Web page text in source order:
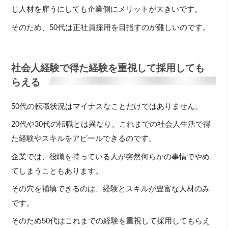
じ人材を雇うにしても企業側にメリットが大きいです。
そのため、50代は正社員採用を目指すのが難しいのです。
社会人経験で得た経験を重視して採用しても
らえる
50代の転職状況はマイナスなことだけではありません。
20代や30代の転職とは異なり、これまでの社会人生活で得
た経験やスキルをアピールできるのです。
企業では、役職を持っている人が突然何らかの事情でやめ
てしまうこともあります。
その穴を補填できるのは、経験とスキルが豊富な人材のみ
です。
そのため50代はこれまでの経験を重視して採用してもらえ